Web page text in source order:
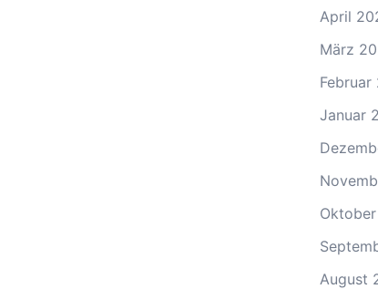
April
März
Februar
Januar
August